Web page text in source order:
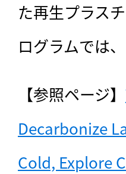
た再生プラス
ログラムでは
【参照ページ】
Decarbonize
Cold, Explore